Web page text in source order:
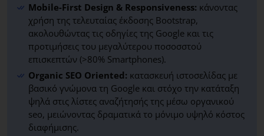
Mobile-First Design & Responsiveness: κάνοντας
χρήση της τελευταίας έκδοσης Bootstrap,
ακολουθώντας τις οδηγίες της Google και τις
προτιμήσεις του μεγαλύτερου ποσοσστού
επισκεπτών (>80% Smartphones).
Organic SEO Oriented: κατασκευή ιστοσελίδας με
βασικό γνώμονα τη Google και στόχο την κατάταξη
ψηλά στις λίστες αναζήτησής της μέσω οργανικού
seo, μειώνοντας δραματικά το μόνιμο υψηλό κόστος
διαφήμισης.